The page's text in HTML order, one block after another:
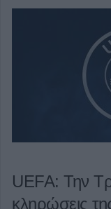
UEFA: Την
κληρώσεις